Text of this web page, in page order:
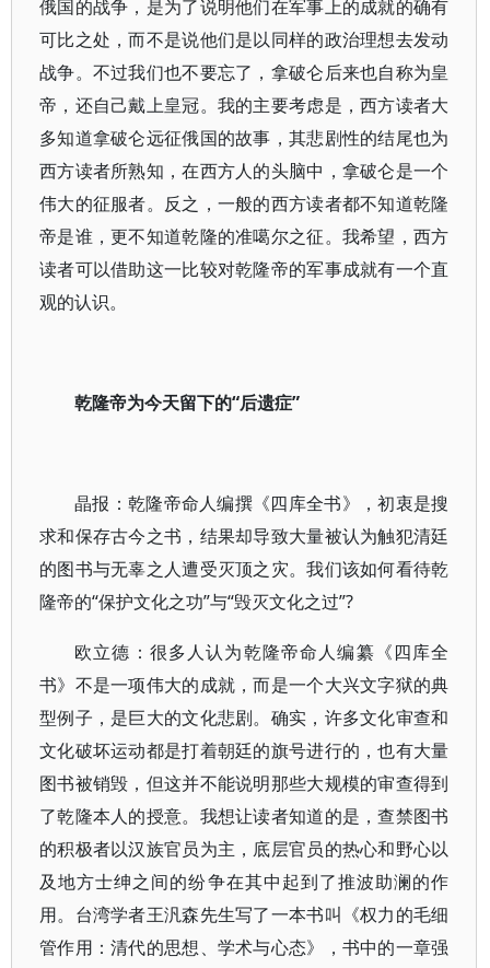
俄国的战争，是为了说明他们在军事上的成就的确有
可比之处，而不是说他们是以同样的政治理想去发动
战争。不过我们也不要忘了，拿破仑后来也自称为皇
帝，还自己戴上皇冠。我的主要考虑是，西方读者大
多知道拿破仑远征俄国的故事，其悲剧性的结尾也为
西方读者所熟知，在西方人的头脑中，拿破仑是一个
伟大的征服者。反之，一般的西方读者都不知道乾隆
帝是谁，更不知道乾隆的准噶尔之征。我希望，西方
读者可以借助这一比较对乾隆帝的军事成就有一个直
观的认识。
乾隆帝为今天留下的“后遗症”
晶报：乾隆帝命人编撰《四库全书》，初衷是搜
求和保存古今之书，结果却导致大量被认为触犯清廷
的图书与无辜之人遭受灭顶之灾。我们该如何看待乾
隆帝的“保护文化之功”与“毁灭文化之过”?
欧立德：很多人认为乾隆帝命人编纂《四库全
书》不是一项伟大的成就，而是一个大兴文字狱的典
型例子，是巨大的文化悲剧。确实，许多文化审查和
文化破坏运动都是打着朝廷的旗号进行的，也有大量
图书被销毁，但这并不能说明那些大规模的审查得到
了乾隆本人的授意。我想让读者知道的是，查禁图书
的积极者以汉族官员为主，底层官员的热心和野心以
及地方士绅之间的纷争在其中起到了推波助澜的作
用。台湾学者王汎森先生写了一本书叫《权力的毛细
管作用：清代的思想、学术与心态》，书中的一章强